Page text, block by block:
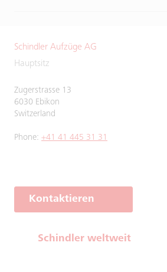
Schindler Aufzüge AG
Hauptsitz
Zugerstrasse 13
6030 Ebikon
Switzerland
Phone: +41 41 445 31 31
Kontaktieren
Schindler weltweit